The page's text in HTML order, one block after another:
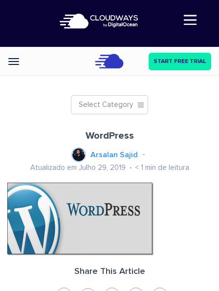
Abre a navegação
Categories START FREE TRIAL
Select Category
WordPress
Arsalan Sajid
Atualizado em Julho 29, 2019 < 1 min de leitura
Share This Article